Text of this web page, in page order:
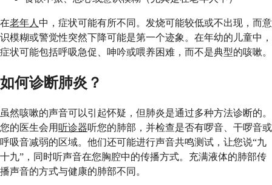
在老年人 中，症状可能有所不同。发烧可能较低或不出现，而意
识模糊或警觉性突然下降可能是第一个迹象。在年幼的儿童中，
症状可能包括呼吸急促、呻吟或喂养困难，而不是典型的咳嗽。
如何诊断肺炎？
虽然咳嗽的声音可以引起怀疑，但肺炎是通过多种方法诊断的。
您的医生会用 听诊器听您的肺部，并检查是否有啰音、干啰音或
呼吸音减弱的区域。他们还可能进行声音共鸣测试，让您说“九
十九”，同时听声音在您胸腔中的传播方式。充满液体的肺部传
播声音的方式与健康的肺部不同。